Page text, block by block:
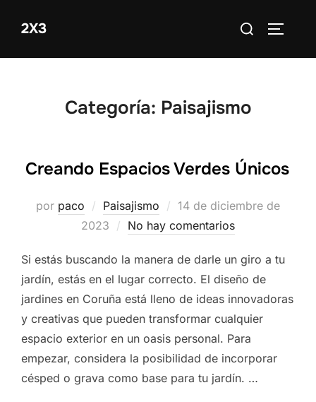
2X3 Buscar:
Categoría: Paisajismo
Creando Espacios Verdes Únicos
por paco Paisajismo
Publicado
el
14 de diciembre de
2023
No hay comentarios
Si estás buscando la manera de darle un giro a tu
jardín, estás en el lugar correcto. El diseño de
jardines en Coruña está lleno de ideas innovadoras
y creativas que pueden transformar cualquier
espacio exterior en un oasis personal. Para
empezar, considera la posibilidad de incorporar
césped o grava como base para tu jardín. …